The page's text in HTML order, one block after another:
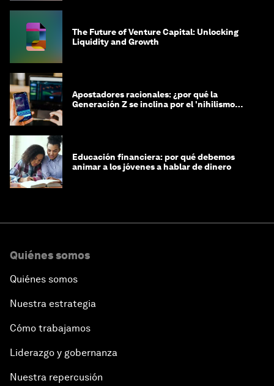
The Future of Venture Capital: Unlocking
Liquidity and Growth
Apostadores racionales: ¿por qué la
Generación Z se inclina por el 'nihilismo
Educación financiera: por qué debemos
animar a los jóvenes a hablar de dinero
Quiénes somos
Quiénes somos
Nuestra estrategia
Cómo trabajamos
Liderazgo y gobernanza
Nuestra repercusión